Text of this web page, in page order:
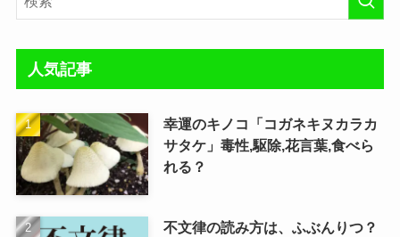
人気記事
幸運のキノコ「コガネキヌカラカ
サタケ」毒性,駆除,花言葉,食べら
れる？
不文律の読み方は、ふぶんりつ？